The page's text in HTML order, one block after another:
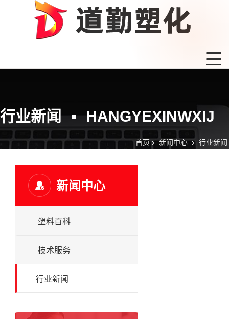
行业新闻 HANGYEXINWXIJ
首页 >新闻中心> 行业新闻
新闻中心
塑料百科
技术服务
行业新闻